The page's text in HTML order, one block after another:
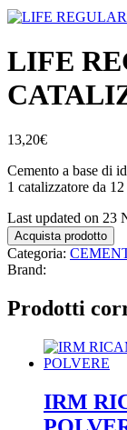
LIFE
13,20€
Cemento a base di
1 catalizzatore da
Last updated on 23
Acquista prodotto
Categoria:
Brand:
Prodotti
IRM